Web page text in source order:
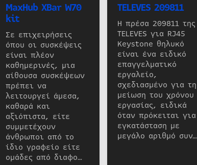
MaxHub XBar W70
kit
Σε επιχειρήσεις
όπου οι συσκέψεις
είναι πλέον
καθημερινές, μια
αίθουσα συσκέψεων
πρέπει να
λειτουργεί άμεσα,
καθαρά και
αξιόπιστα, είτε
συμμετέχουν
άνθρωποι από το
ίδιο γραφείο είτε
ομάδες από διαφο…
TELEVES 209811
Η πρέσα 209811 της
TELEVES για RJ45
Keystone θηλυκό
είναι ένα ειδικό
επαγγελματικό
εργαλείο,
σχεδιασμένο για τη
μείωση του χρόνου
εργασίας, ειδικά
όταν πρόκειται για
εγκατάσταση με
μεγάλο αριθμό συν…